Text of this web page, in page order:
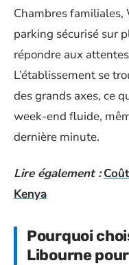
Chambres familiales,
parking sécurisé sur
répondre aux
L’établissement se
des grands axes, ce
week-end fluide,
dernière minute.
Lire également :
Kenya
Pourquoi
Libourne